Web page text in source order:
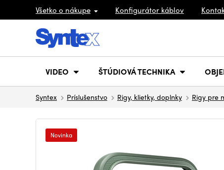
Všetko o nákupe Konfigurátor káblov
VIDEO ŠTÚDIOVÁ TECHNIKA
Syntex Príslušenstvo Rigy, klietky, doplnky Rigy pre
Novinka